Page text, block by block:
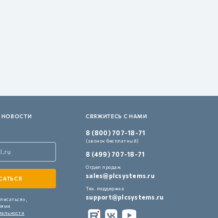
НОВОСТИ СВЯЖИТЕСЬ С НАМИ
8 (800) 707-18-71
(звонок бесплатный)
8 (499) 707-18-71
Отдел продаж
sales@plcsystems.ru
Тех. поддержка
support@plcsystems.ru